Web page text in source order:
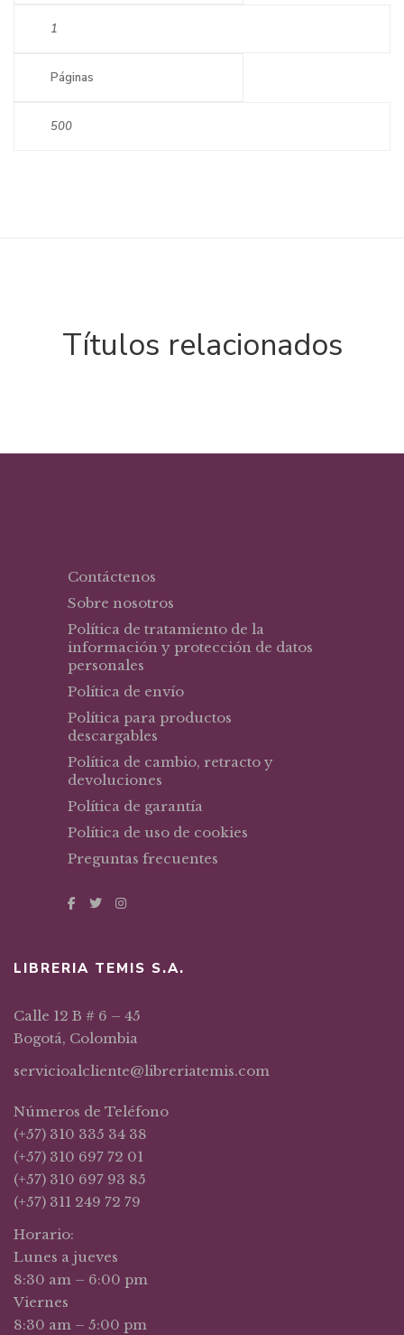
1
Páginas
500
Títulos relacionados
Contáctenos
Sobre nosotros
Política de tratamiento de la
información y protección de datos
personales
Política de envío
Política para productos
descargables
Política de cambio, retracto y
devoluciones
Política de garantía
Política de uso de cookies
Preguntas frecuentes
LIBRERIA TEMIS S.A.
Calle 12 B # 6 – 45
Bogotá, Colombia
servicioalcliente@libreriatemis.com
Números de Teléfono
(+57) 310 335 34 38
(+57) 310 697 72 01
(+57) 310 697 93 85
(+57) 311 249 72 79
Horario:
Lunes a jueves
8:30 am – 6:00 pm
Viernes
8:30 am – 5:00 pm